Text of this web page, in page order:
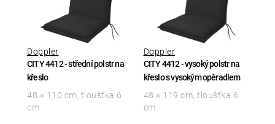
CITY 4412 - střední polstr na
křeslo
Doppler
48 × 110 cm, tloušťka 6
cm
CITY 4412 - vysoký polstr na
křeslo s vysokým opěradlem
Doppler
48 × 119 cm, tloušťka 6
cm